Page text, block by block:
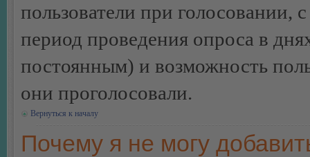
пользователи при
период проведения опроса в
постоянным) и возможность
они проголосовали.
Вернуться к началу
Почему я не могу